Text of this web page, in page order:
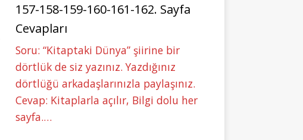
157-158-159-160-161-162. Sayfa
Cevapları
Soru: “Kitaptaki Dünya” şiirine bir
dörtlük de siz yazınız. Yazdığınız
dörtlüğü arkadaşlarınızla paylaşınız.
Cevap: Kitaplarla açılır, Bilgi dolu her
sayfa.…